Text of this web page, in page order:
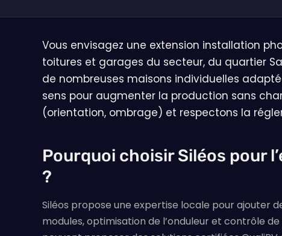
Vous envisagez une extension installation
toitures et garages du secteur, du quartier
de nombreuses maisons individuelles
sens pour augmenter la production sans
(orientation, ombrage) et respectons la
Pourquoi choisir Siléos pour
?
Siléos propose une expertise locale pour ajouter
modules, optimisation de l’onduleur et contrôle